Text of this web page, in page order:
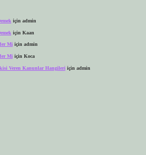
için admin
için Kaan
Miiçin admin
Mi için Koca
Veren Kanunlar Hangileri için admin